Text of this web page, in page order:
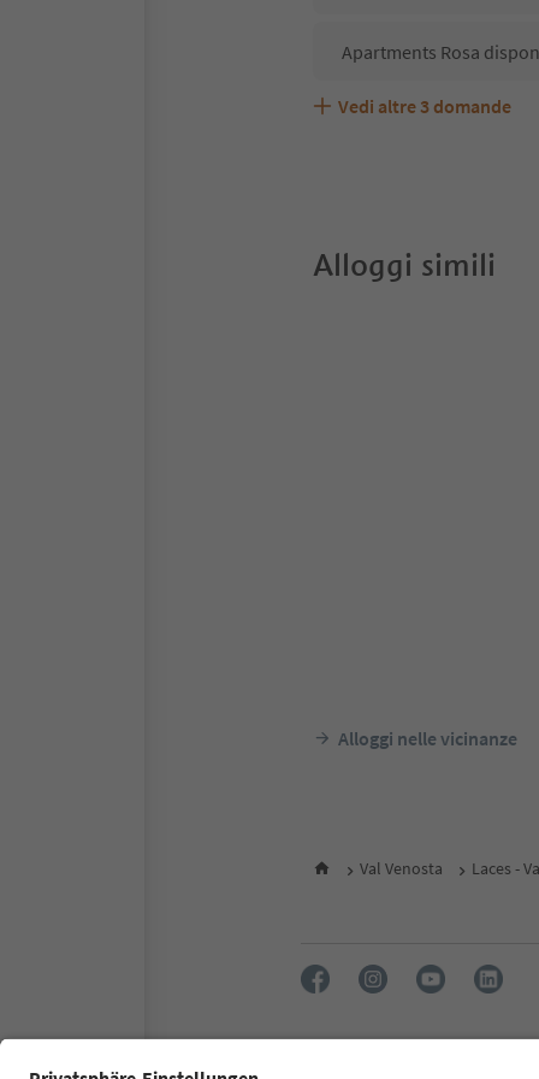
Apartments Rosa
Apartments Rosa
Quali servizi/attività
Gli ospiti di Apartments
Vedi altre 3 domande
Alloggi simili
Alloggi nelle vicinanze
Val Venosta Laces -